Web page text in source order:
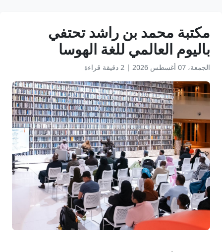
مكتبة محمد بن راشد تحتفي
باليوم العالمي للغة الهوسا
الجمعة، 07 أغسطس 2026 | 2 دقيقة قراءة